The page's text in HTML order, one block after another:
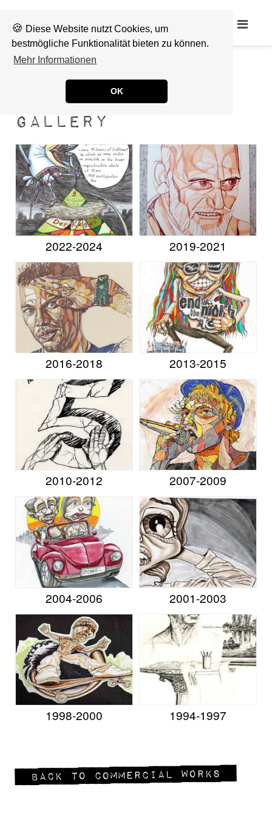
🍪 Diese Website nutzt Cookies, um
bestmögliche Funktionalität bieten zu können.
Mehr Informationen
OK
Lake
Gallery
2022-2024 2019-2021
2016-2018 2013-2015
2010-2012 2007-2009
2004-2006 2001-2003
1998-2000 1994-1997
Back to Commercial Works